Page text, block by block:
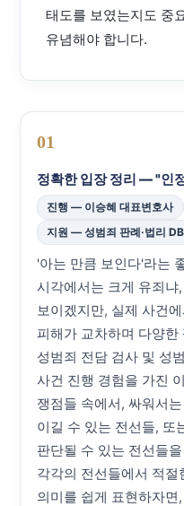
태도를 보였는지도 중
유념해야 합니다.
01
정확한 입장 정리 — "인
진행 — 이승혜 대표변호사
지원 — 성범죄 판례·법리
'아는 만큼 보인다'라는
시각에서는 크게 유죄냐
보이겠지만, 실제 사건
피해가 교차하며 다양
성범죄 전담 검사 및 성
사건 진행 경험을 가진
쟁점들 속에서, 싸워서
이길 수 있는 전선들, 또
판단될 수 있는 전선들
각각의 전선들에서 적
의미를 쉽게 표현하자